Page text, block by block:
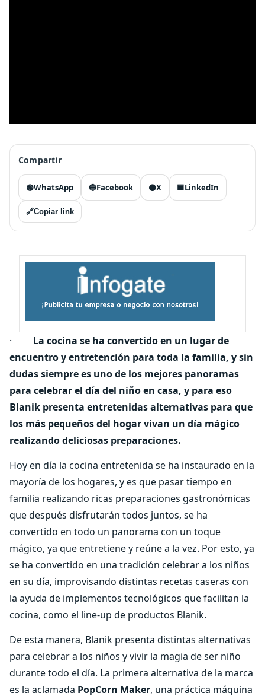
Compartir
🟢WhatsApp 🔵Facebook ⚫X 🟦LinkedIn
🔗Copiar link
· La cocina se ha convertido en un lugar de
encuentro y entretención para toda la familia, y sin
dudas siempre es uno de los mejores panoramas
para celebrar el día del niño en casa, y para eso
Blanik presenta entretenidas alternativas para que
los más pequeños del hogar vivan un día mágico
realizando deliciosas preparaciones.
Hoy en día la cocina entretenida se ha instaurado en la
mayoría de los hogares, y es que pasar tiempo en
familia realizando ricas preparaciones gastronómicas
que después disfrutarán todos juntos, se ha
convertido en todo un panorama con un toque
mágico, ya que entretiene y reúne a la vez. Por esto, ya
se ha convertido en una tradición celebrar a los niños
en su día, improvisando distintas recetas caseras con
la ayuda de implementos tecnológicos que facilitan la
cocina, como el line-up de productos Blanik.
De esta manera, Blanik presenta distintas alternativas
para celebrar a los niños y vivir la magia de ser niño
durante todo el día. La primera alternativa de la marca
es la aclamada PopCorn Maker, una práctica máquina